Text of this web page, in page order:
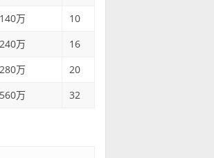
140万
10
240万
16
280万
20
560万 32